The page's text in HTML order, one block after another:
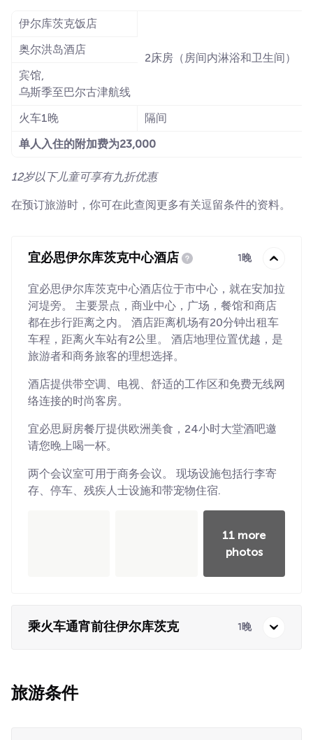
伊尔库茨克饭店
2床房（房间内淋浴和卫生间）
奥尔洪岛酒店
宾馆,
乌斯季至巴尔古津航线
火车1晚
隔间
单人入住的附加费为23,000
12岁以下儿童可享有九折优惠
在预订旅游时，你可在此查阅更多有关逗留条件的资料。
宜必思伊尔库茨克中心酒店 1晚
宜必思伊尔库茨克中心酒店位于市中心，就在安加拉
河堤旁。 主要景点，商业中心，广场，餐馆和商店
都在步行距离之内。 酒店距离机场有20分钟出租车
车程，距离火车站有2公里。 酒店地理位置优越，是
旅游者和商务旅客的理想选择。
酒店提供带空调、电视、舒适的工作区和免费无线网
络连接的时尚客房。
宜必思厨房餐厅提供欧洲美食，24小时大堂酒吧邀
请您晚上喝一杯。
两个会议室可用于商务会议。 现场设施包括行李寄
存、停车、残疾人士设施和带宠物住宿.
11 more
photos
乘火车通宵前往伊尔库茨克 1晚
旅游条件